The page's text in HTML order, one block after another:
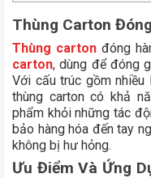
Thùng Carton
Thùng carton đóng
carton, dùng để đóng
Với cấu trúc gồm
thùng carton có khả
phẩm khỏi những tác
bảo hàng hóa đến tay
không bị hư hỏng.
Ưu Điểm Và Ứng